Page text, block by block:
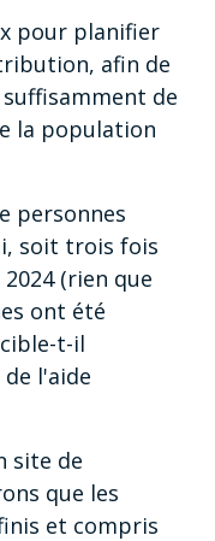
pour planifier
afin de
de
la population
personnes
soit trois fois
(rien que
ont été
t-il
l'aide
site de
que les
et compris